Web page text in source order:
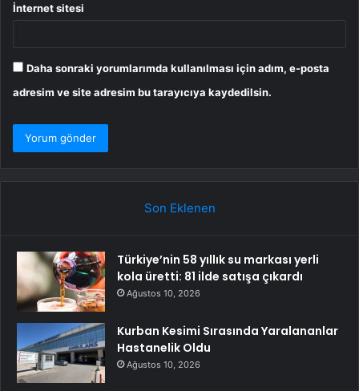
İnternet sitesi
Daha sonraki yorumlarımda kullanılması için adım, e-posta
adresim ve site adresim bu tarayıcıya kaydedilsin.
Son Eklenen
Türkiye’nin 58 yıllık su markası yerli
kola üretti: 81 ilde satışa çıkardı
Ağustos 10, 2026
Kurban Kesimi Sırasında Yaralananlar
Hastanelik Oldu
Ağustos 10, 2026